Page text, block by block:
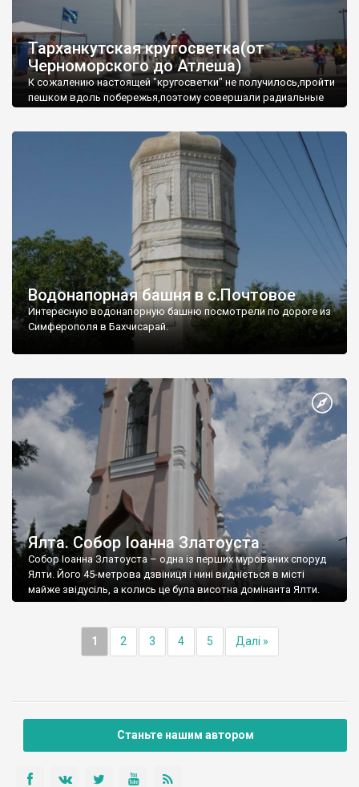
Тарханкутская кругосветка(от
Черноморского до Атлеша)
К сожалению настоящей "кругосветки" не получилось,пройти
пешком вдоль побережья,поэтому совершали радиальные
Водонапорная башня в с.Почтовое
Интересную водонапорную башню посмотрели по дороге из
Симферополя в Бахчисарай.
Ялта. Собор Іоанна Златоуста
Собор Іоанна Златоуста – одна із перших мурованих споруд
Ялти. Його 45-метрова дзвіниця і нині видніється в місті
майже звідусіль, а колись це була висотна домінанта Ялти.
1 2 3 4 5 Далі »
Станьте нашим автором